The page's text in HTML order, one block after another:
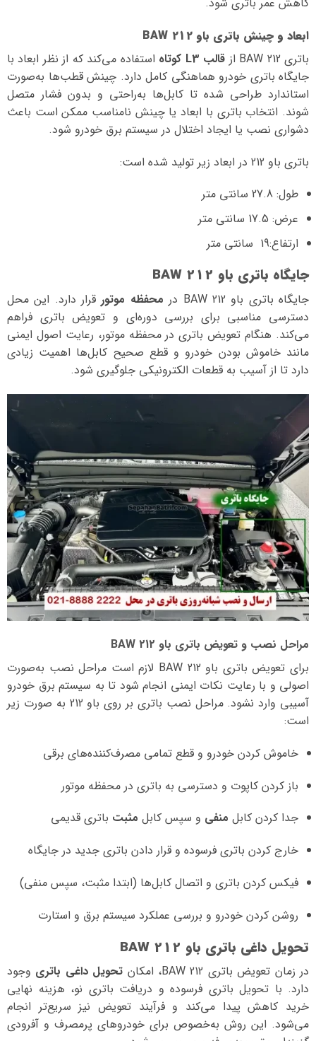
ابعاد و چینش باتری باو BAW 212
باتری BAW 212 از
قالب L3 کوتاه
استفاده می‌کند که از نظر ابعاد با
جایگاه باتری خودرو هماهنگی کامل دارد. چینش قطب‌ها به‌صورت
استاندارد طراحی شده تا کابل‌ها به‌راحتی و بدون فشار متصل
شوند. انتخاب باتری با ابعاد یا چینش نامناسب ممکن است باعث
دشواری نصب یا ایجاد اختلال در سیستم برق خودرو شود.
باتری باو 212 در ابعاد زیر تولید شده است:
طول: 27.8 سانتی متر
عرض: 17.5 سانتی متر
ارتفاع:‌19 سانتی متر
جایگاه باتری باو BAW 212
جایگاه باتری باو BAW 212 در محفظه موتورقرار دارد. این محل
دسترسی مناسبی برای بررسی دوره‌ای و تعویض باتری فراهم
می‌کند. هنگام تعویض باتری در محفظه موتور، رعایت اصول ایمنی
مانند خاموش بودن خودرو و قطع صحیح کابل‌ها اهمیت زیادی
دارد تا از آسیب به قطعات الکترونیکی جلوگیری شود.
مراحل نصب و تعویض باتری باو BAW 212
برای تعویض باتری باو BAW 212 لازم است مراحل نصب به‌صورت
اصولی و با رعایت نکات ایمنی انجام شود تا به سیستم برق خودرو
آسیبی وارد نشود. مراحل نصب باتری بر روی باو 212 به صورت زیر
است:
خاموش کردن خودرو و قطع تمامی مصرف‌کننده‌های برقی
باز کردن کاپوت و دسترسی به باتری در محفظه موتور
جدا کردن کابل منفی و سپس کابل مثبت باتری قدیمی
خارج کردن باتری فرسوده و قرار دادن باتری جدید در جایگاه
فیکس کردن باتری و اتصال کابل‌ها (ابتدا مثبت، سپس منفی)
روشن کردن خودرو و بررسی عملکرد سیستم برق و استارت
تحویل داغی باتری باو BAW 212
در زمان تعویض باتری BAW 212، امکان تحویل داغی باتری وجود
دارد. با تحویل باتری فرسوده و دریافت باتری نو، هزینه نهایی
خرید کاهش پیدا می‌کند و فرآیند تعویض نیز سریع‌تر انجام
می‌شود. این روش به‌خصوص برای خودروهای پرمصرف و آفرودی